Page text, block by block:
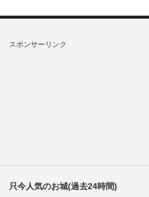
スポンサーリンク
只今人気のお城(過去24時間)